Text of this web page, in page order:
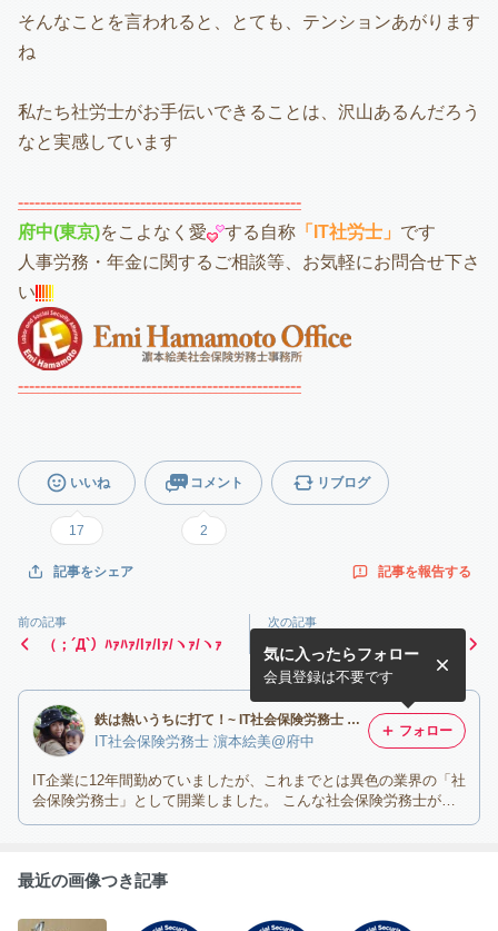
そんなことを言われると、とても、テンションあがります
ね
私たち社労士がお手伝いできることは、沢山あるんだろう
なと実感しています
---------------------------------------------------
府中(東京)をこよなく愛 する自称 「IT社労士」 です
人事労務・年金に関するご相談等、お気軽にお問合せ下さ
い
---------------------------------------------------
いいね
17
コメント
2
リブログ
記事をシェア 記事を報告する
前の記事
（；´Д`）ﾊｧﾊｧ/lｧ/lｧ/ヽｧ/ヽｧ
次の記事
鉄は熱いうちに打て！~ IT社会保険労務士 濵本絵美＠東京都府中市~
IT社会保険労務士 濵本絵美@府中
IT企業に12年間勤めていましたが、これまでとは異色の業界の「社
会保険労務士」として開業しました。 こんな社会保険労務士がい
ても良いのでは？！
気に入ったらフォロー
会員登録は不要です
フォロー
最近の画像つき記事